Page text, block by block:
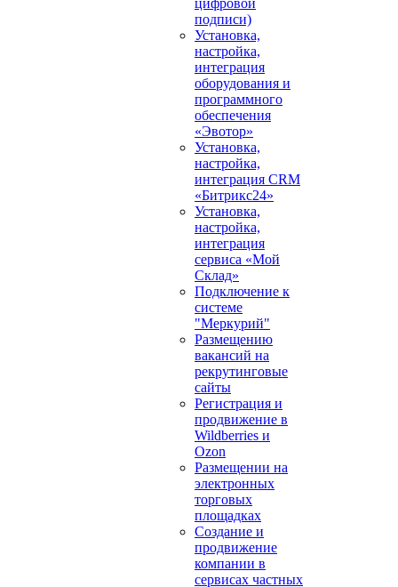
цифровой
подписи)
Установка,
настройка,
интеграция
оборудования и
программного
обеспечения
«Эвотор»
Установка,
настройка,
интеграция CRM
«Битрикс24»
Установка,
настройка,
интеграция
сервиса «Мой
Склад»
Подключение к
системе
"Меркурий"
Размещению
вакансий на
рекрутинговые
сайты
Регистрация и
продвижение в
Wildberries и
Ozon
Размещении на
электронных
торговых
площадках
Создание и
продвижение
компании в
сервисах частных